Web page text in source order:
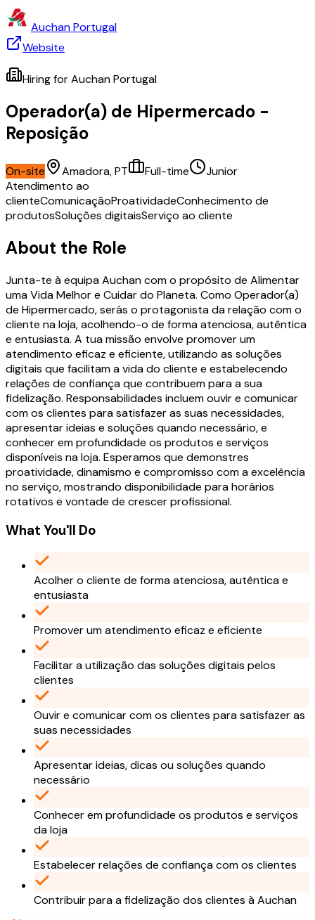
Auchan Portugal
Website
Hiring forAuchan Portugal
Operador(a) de Hipermercado -
Reposição
On-site Amadora, PT Full-time
Junior
Atendimento ao
clienteComunicaçãoProatividadeConhecimento de
produtosSoluções digitaisServiço ao cliente
About the Role
Junta-te à equipa Auchan com o propósito de Alimentar
uma Vida Melhor e Cuidar do Planeta. Como Operador(a)
de Hipermercado, serás o protagonista da relação com o
cliente na loja, acolhendo-o de forma atenciosa, autêntica
e entusiasta. A tua missão envolve promover um
atendimento eficaz e eficiente, utilizando as soluções
digitais que facilitam a vida do cliente e estabelecendo
relações de confiança que contribuem para a sua
fidelização. Responsabilidades incluem ouvir e comunicar
com os clientes para satisfazer as suas necessidades,
apresentar ideias e soluções quando necessário, e
conhecer em profundidade os produtos e serviços
disponíveis na loja. Esperamos que demonstres
proatividade, dinamismo e compromisso com a excelência
no serviço, mostrando disponibilidade para horários
rotativos e vontade de crescer profissional.
What You'll Do
Acolher o cliente de forma atenciosa, autêntica e
entusiasta
Promover um atendimento eficaz e eficiente
Facilitar a utilização das soluções digitais pelos
clientes
Ouvir e comunicar com os clientes para satisfazer as
suas necessidades
Apresentar ideias, dicas ou soluções quando
necessário
Conhecer em profundidade os produtos e serviços
da loja
Estabelecer relações de confiança com os clientes
Contribuir para a fidelização dos clientes à Auchan